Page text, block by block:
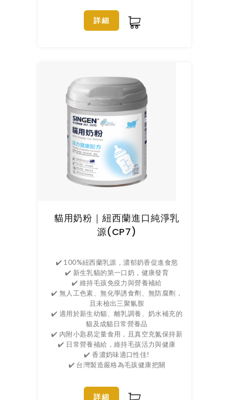
詳細
貓用奶粉｜紐西蘭進口純淨乳
源(CP7)
✔️ 100%紐西蘭乳源，濃郁奶香促進食慾
✔️ 新生乳貓的第一口奶，健康發育
✔️ 維持毛孩免疫力與營養補給
✔️ 無人工色素、無化學誘食劑、無防腐劑，
且未檢出三聚氰胺
✔️ 適用於新生幼貓、離乳調養、奶水補充的
貓及成貓日常營養品
✔️ 內附小匙易定量食用，且真空充氮保持新
✔️ 日常營養補給，維持毛孩活力與健康
✔️ 香濃奶味適口性佳!
✔️ 台灣製造嚴格為毛孩健康把關
詳細